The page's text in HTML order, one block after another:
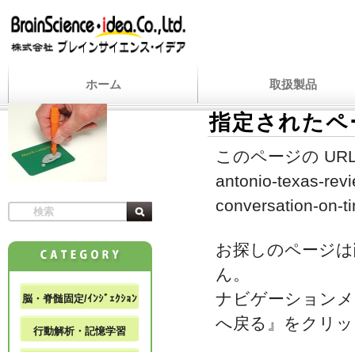
ホーム 取扱製品
指定された
このページの
antonio-texas-
conversation-on-
お探しのページ
ん。
ナビゲーション
へ戻る』をクリ
脳・脊髄固定/ｲﾝｼﾞｪｸｼｮﾝ
行動解析・記憶学習